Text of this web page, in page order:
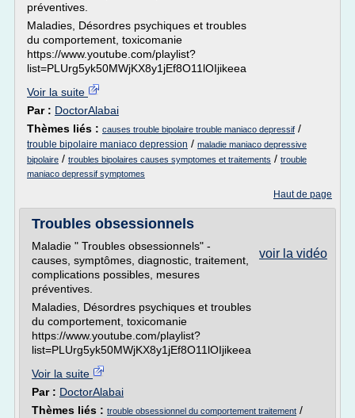
préventives.
Maladies, Désordres psychiques et troubles
du comportement, toxicomanie
https://www.youtube.com/playlist?
list=PLUrg5yk50MWjKX8y1jEf8O11lOIjikeea
Voir la suite
Par : DoctorAlabai
Thèmes liés : causes trouble bipolaire trouble maniaco depressif /
trouble bipolaire maniaco depression / maladie maniaco depressive
bipolaire / troubles bipolaires causes symptomes et traitements / trouble
maniaco depressif symptomes
Haut de page
Troubles obsessionnels
voir la vidéo
Maladie " Troubles obsessionnels" -
causes, symptômes, diagnostic, traitement,
complications possibles, mesures
préventives.
Maladies, Désordres psychiques et troubles
du comportement, toxicomanie
https://www.youtube.com/playlist?
list=PLUrg5yk50MWjKX8y1jEf8O11lOIjikeea
Voir la suite
Par : DoctorAlabai
Thèmes liés : trouble obsessionnel du comportement traitement /